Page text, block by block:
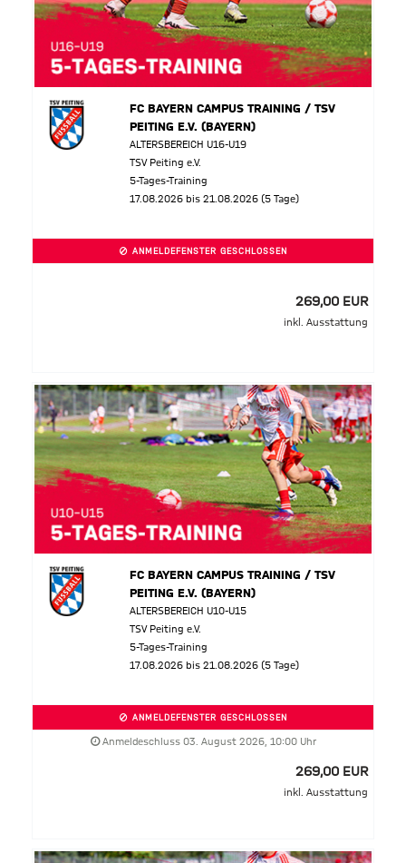
FC BAYERN CAMPUS TRAINING / TSV
PEITING E.V. (BAYERN)
ALTERSBEREICH U16-U19
TSV Peiting e.V.
5-Tages-Training
17.08.2026 bis 21.08.2026 (5 Tage)
ANMELDEFENSTER GESCHLOSSEN
269,00 EUR
inkl. Ausstattung
FC BAYERN CAMPUS TRAINING / TSV
PEITING E.V. (BAYERN)
ALTERSBEREICH U10-U15
TSV Peiting e.V.
5-Tages-Training
17.08.2026 bis 21.08.2026 (5 Tage)
ANMELDEFENSTER GESCHLOSSEN
Anmeldeschluss 03. August 2026, 10:00 Uhr
269,00 EUR
inkl. Ausstattung